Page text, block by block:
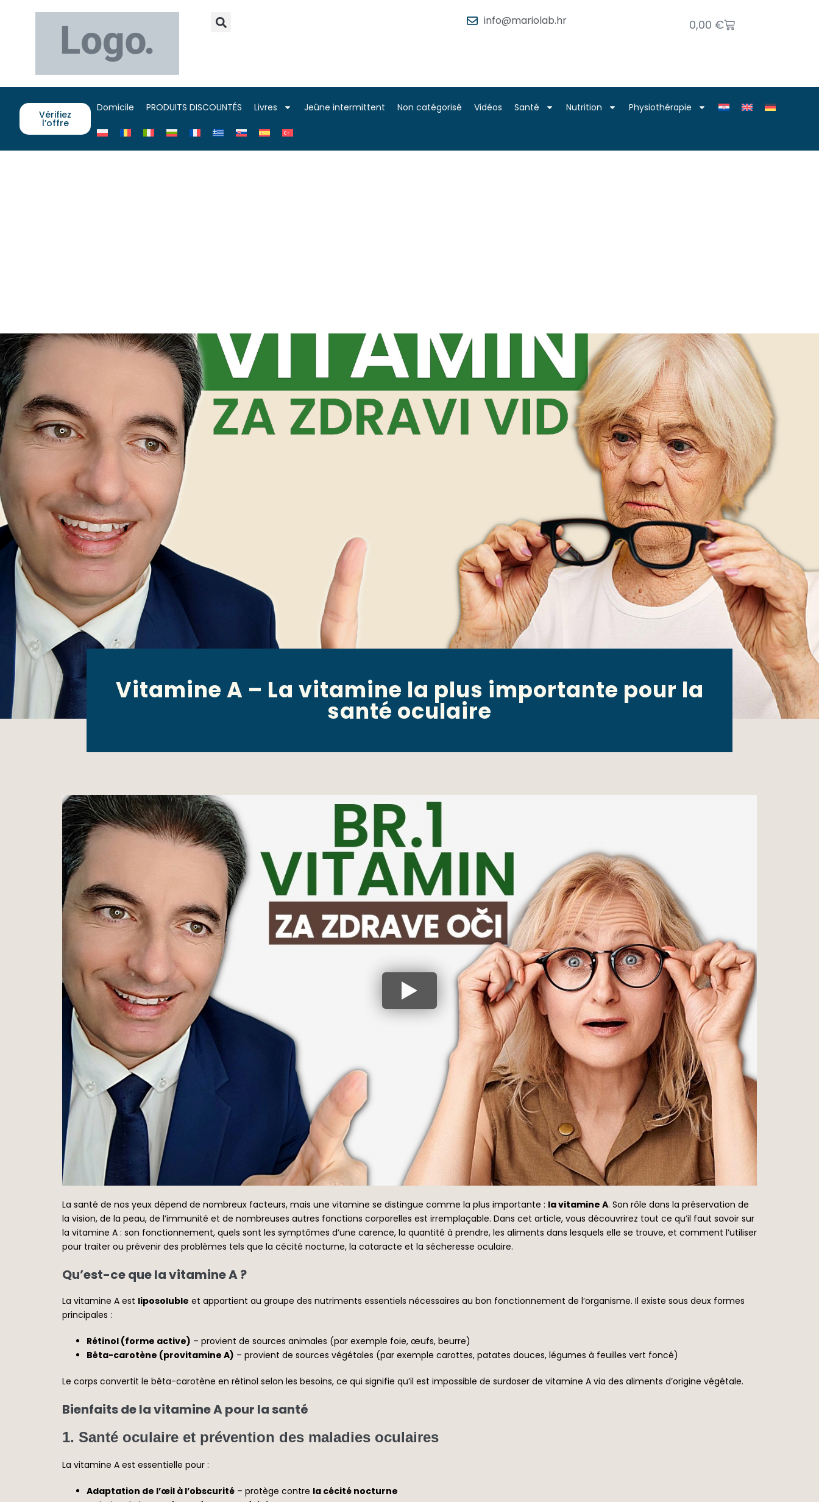
info@mariolab.hr 0,00 €
Vérifiez
l’offre
Domicile PRODUITS DISCOUNTÉS Livres Jeûne intermittent Non catégorisé Vidéos Santé Nutrition Physiothérapie
Vitamine A – La vitamine la plus importante pour la
santé oculaire
La santé de nos yeux dépend de nombreux facteurs, mais une vitamine se distingue comme la plus importante : la vitamine A. Son rôle dans la préservation de
la vision, de la peau, de l’immunité et de nombreuses autres fonctions corporelles est irremplaçable. Dans cet article, vous découvrirez tout ce qu’il faut savoir sur
la vitamine A : son fonctionnement, quels sont les symptômes d’une carence, la quantité à prendre, les aliments dans lesquels elle se trouve, et comment l’utiliser
pour traiter ou prévenir des problèmes tels que la cécité nocturne, la cataracte et la sécheresse oculaire.
Qu’est-ce que la vitamine A ?
La vitamine A est liposoluble et appartient au groupe des nutriments essentiels nécessaires au bon fonctionnement de l’organisme. Il existe sous deux formes
principales :
Rétinol (forme active) – provient de sources animales (par exemple foie, œufs, beurre)
Bêta-carotène (provitamine A) – provient de sources végétales (par exemple carottes, patates douces, légumes à feuilles vert foncé)
Le corps convertit le bêta-carotène en rétinol selon les besoins, ce qui signifie qu’il est impossible de surdoser de vitamine A via des aliments d’origine végétale.
Bienfaits de la vitamine A pour la santé
1. Santé oculaire et prévention des maladies oculaires
La vitamine A est essentielle pour :
Adaptation de l’œil à l’obscurité – protège contre la cécité nocturne